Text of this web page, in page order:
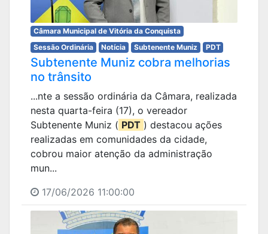
Câmara Municipal de Vitória da Conquista
Sessão Ordinária
Notícia Subtenente Muniz PDT
Subtenente Muniz cobra melhorias
no trânsito
...nte a sessão ordinária da Câmara, realizada
nesta quarta-feira (17), o vereador
Subtenente Muniz ( PDT ) destacou ações
realizadas em comunidades da cidade,
cobrou maior atenção da administração
mun...
17/06/2026 11:00:00